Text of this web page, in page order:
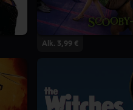
Alk. 3,99 €